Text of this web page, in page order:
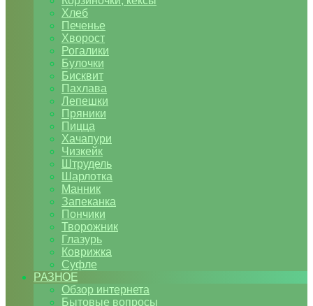
Хлеб
Печенье
Хворост
Рогалики
Булочки
Бисквит
Пахлава
Лепешки
Пряники
Пицца
Хачапури
Чизкейк
Штрудель
Шарлотка
Манник
Запеканка
Пончики
Творожник
Глазурь
Коврижка
Суфле
РАЗНОЕ
Обзор интернета
Бытовые вопросы